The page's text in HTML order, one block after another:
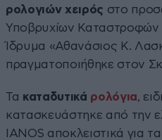
ρολογιών χειρός στο
Υποβρυχίων Καταστροφών
Ίδρυμα «Αθανάσιος Κ.
πραγματοποιήθηκε στον
Τα καταδυτικά ρολόγια,
κατασκευάστηκε από την
IANOS αποκλειστικά για